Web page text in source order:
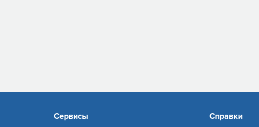
Сервисы Справки